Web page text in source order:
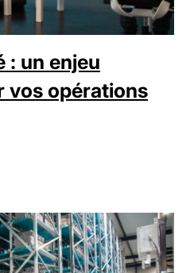
: un enjeu
vos opérations